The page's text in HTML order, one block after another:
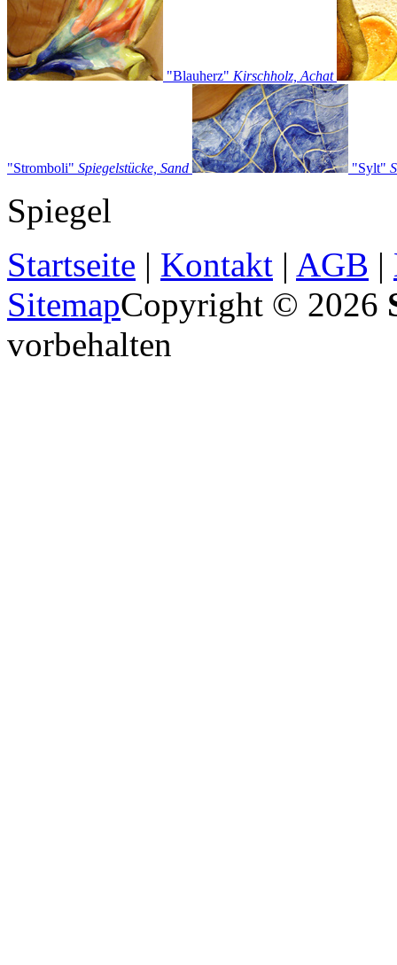
"Blauherz" Kirschholz, Achat
"Stromboli" Spiegelstücke, Sand "Sylt"
Spiegel
Startseite | Kontakt | AGB |
SitemapCopyright © 2026
vorbehalten